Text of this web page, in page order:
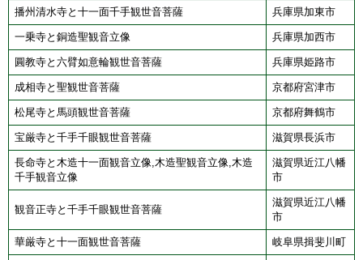
播州清水寺と十一面千手観世音菩薩 兵庫県加東市
一乗寺と銅造聖観音立像 兵庫県加西市
圓教寺と六臂如意輪観世音菩薩 兵庫県姫路市
成相寺と聖観世音菩薩 京都府宮津市
松尾寺と馬頭観世音菩薩 京都府舞鶴市
宝厳寺と千手千眼観世音菩薩 滋賀県長浜市
長命寺と木造十一面観音立像,木造聖観音立像,木造
千手観音立像
滋賀県近江八幡
市
観音正寺と千手千眼観世音菩薩
滋賀県近江八幡
市
華厳寺と十一面観世音菩薩 岐阜県揖斐川町